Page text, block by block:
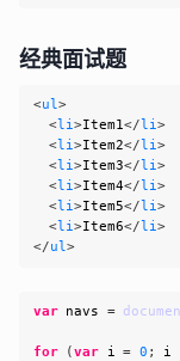
经典面试题
<ul>
<li>Item1</li>
<li>Item2</li>
<li>Item3</li>
<li>Item4</li>
<li>Item5</li>
<li>Item6</li>
</ul>
var navs =
for (var i = 0 ; i